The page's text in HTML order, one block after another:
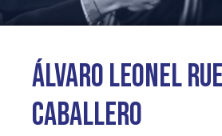
Álvaro Leonel
Caballero